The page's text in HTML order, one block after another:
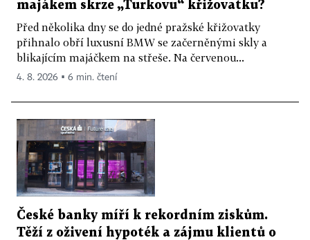
majákem skrze „Turkovu“ křižovatku?
Před několika dny se do jedné pražské křižovatky
přihnalo obří luxusní BMW se začerněnými skly a
blikajícím majáčkem na střeše. Na červenou...
4. 8. 2026 ▪ 6 min. čtení
České banky míří k rekordním ziskům.
Těží z oživení hypoték a zájmu klientů o